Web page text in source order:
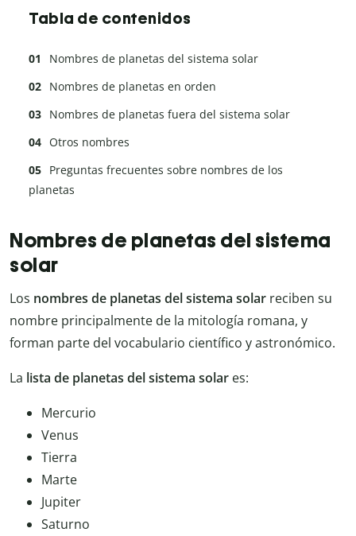
Tabla de contenidos
Nombres de planetas del sistema solar
Nombres de planetas en orden
Nombres de planetas fuera del sistema solar
Otros nombres
Preguntas frecuentes sobre nombres de los
planetas
Nombres de planetas del sistema
solar
Los nombres de planetas del sistema solar reciben su
nombre principalmente de la mitología romana, y
forman parte del vocabulario científico y astronómico.
La lista de planetas del sistema solar es:
Mercurio
Venus
Tierra
Marte
Jupiter
Saturno